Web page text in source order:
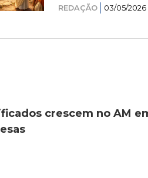
REDAÇÃO 03/05/2026
crescem no AM